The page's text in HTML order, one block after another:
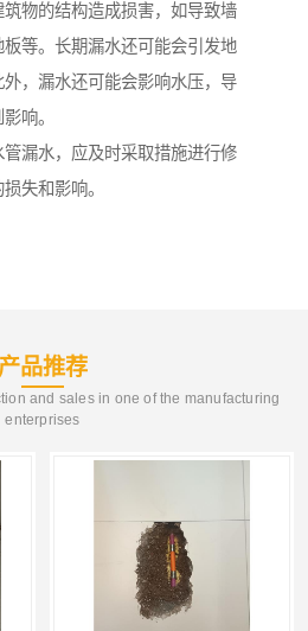
物的结构造成损害，如导致墙
等。长期漏水还可能会引发地
，漏水还可能会影响水压，导
响。
管漏水，应及时采取措施进行修
失和影响。
产品推荐
and sales in one of the manufacturing
enterprises